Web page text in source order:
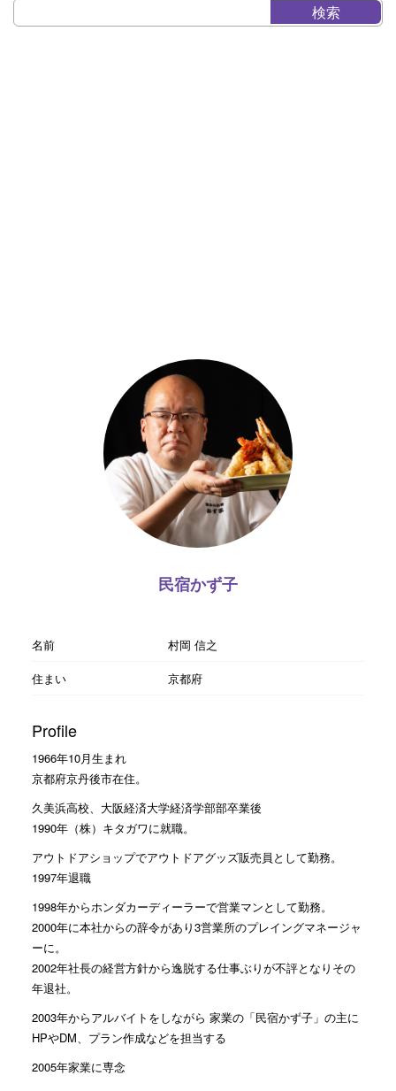
民宿かず子
名前
村岡 信之
住まい
京都府
Profile
1966年10月生まれ
京都府京丹後市在住。
久美浜高校、大阪経済大学経済学部部卒業後
1990年（株）キタガワに就職。
アウトドアショップでアウトドアグッズ販売員として勤務。
1997年退職
1998年からホンダカーディーラーで営業マンとして勤務。
2000年に本社からの辞令があり3営業所のプレイングマネージャ
ーに。
2002年社長の経営方針から逸脱する仕事ぶりが不評となりその
年退社。
2003年からアルバイトをしながら 家業の「民宿かず子」の主に
HPやDM、プラン作成などを担当する
2005年家業に専念